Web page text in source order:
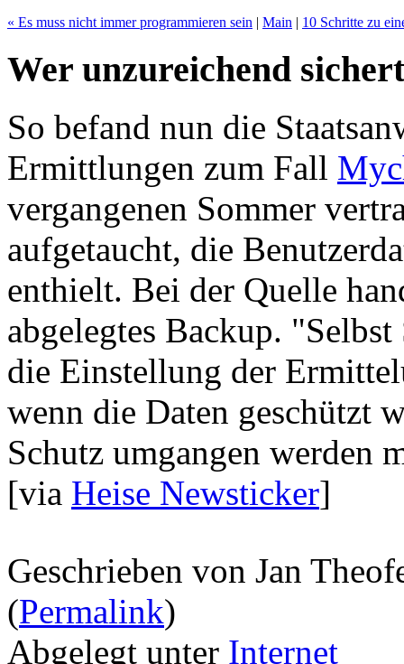
« Es muss nicht immer programmieren sein | Main | 10 Schritte zu
Wer unzureichend
So befand nun die
Ermittlungen zum Fall
vergangenen Sommer
aufgetaucht, die
enthielt. Bei der Quelle
abgelegtes Backup.
die Einstellung der
wenn die Daten geschützt
Schutz umgangen werden
[via Heise Newsticker]
Geschrieben von Jan
(Permalink)
Abgelegt unter Internet